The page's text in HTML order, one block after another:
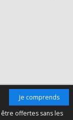
Je comprends
offertes sans les